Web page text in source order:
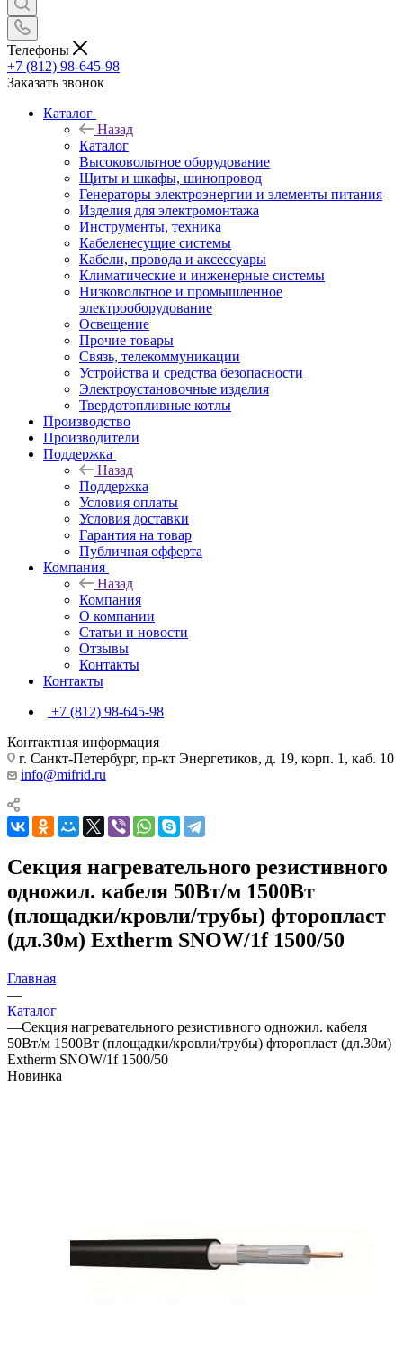
Телефоны
+7 (812) 98-645-98
Заказать звонок
Каталог
Назад
Каталог
Высоковольтное оборудование
Щиты и шкафы, шинопровод
Генераторы электроэнергии и элементы питания
Изделия для электромонтажа
Инструменты, техника
Кабеленесущие системы
Кабели, провода и аксессуары
Климатические и инженерные системы
Низковольтное и промышленное
электрооборудование
Освещение
Прочие товары
Связь, телекоммуникации
Устройства и средства безопасности
Электроустановочные изделия
Твердотопливные котлы
Производство
Производители
Поддержка
Назад
Поддержка
Условия оплаты
Условия доставки
Гарантия на товар
Публичная офферта
Компания
Назад
Компания
О компании
Статьи и новости
Отзывы
Контакты
Контакты
+7 (812) 98-645-98
Контактная информация
г. Санкт-Петербург, пр-кт Энергетиков, д. 19, корп. 1, каб. 10
info@mifrid.ru
Секция нагревательного резистивного
одножил. кабеля 50Вт/м 1500Вт
(площадки/кровли/трубы) фторопласт
(дл.30м) Extherm SNOW/1f 1500/50
Главная
—
Каталог
—Секция нагревательного резистивного одножил. кабеля
50Вт/м 1500Вт (площадки/кровли/трубы) фторопласт (дл.30м)
Extherm SNOW/1f 1500/50
Новинка